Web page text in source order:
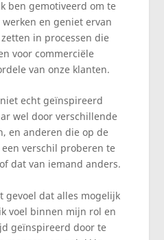
ben gemotiveerd om te
en geniet ervan
in processen die
voor commerciële
van onze klanten.
echt geïnspireerd
wel door verschillende
en anderen die op de
verschil proberen te
dat van iemand anders.
gevoel dat alles mogelijk
voel binnen mijn rol en
geïnspireerd door te